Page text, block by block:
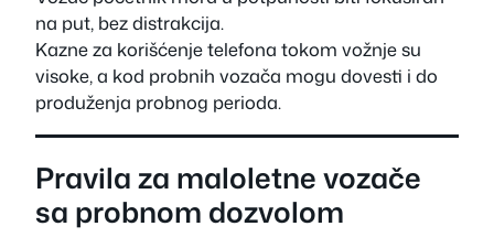
na put, bez distrakcija.
Kazne za korišćenje telefona tokom vožnje su
visoke, a kod probnih vozača mogu dovesti i do
produženja probnog perioda.
Pravila za maloletne vozače
sa probnom dozvolom